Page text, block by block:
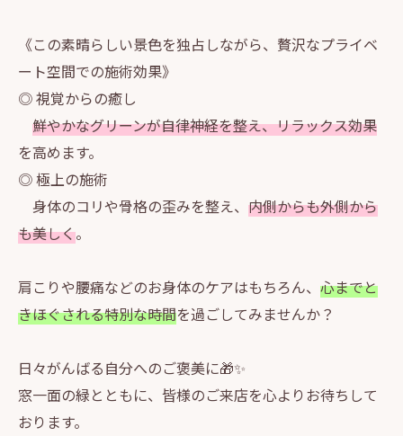
《この素晴らしい景色を独占しながら、贅沢なプライベ
ート空間での施術効果》
◎ 視覚からの癒し
鮮やかなグリーンが自律神経を整え、リラックス効果
を高めます。
◎ 極上の施術
身体のコリや骨格の歪みを整え、 内側からも外側から
も美しく。
肩こりや腰痛などのお身体のケアはもちろん、 心までと
きほぐされる特別な時間を過ごしてみませんか？
日々がんばる自分へのご褒美に🎁✨
窓一面の緑とともに、皆様のご来店を心よりお待ちして
おります。